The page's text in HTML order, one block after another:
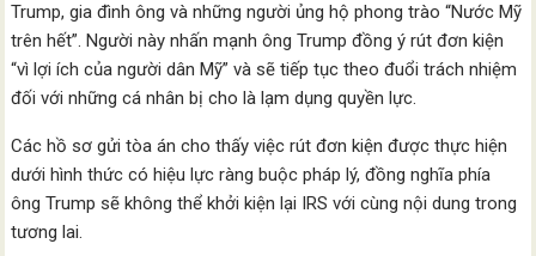
Trump, gia đình ông và những người ủng hộ phong trào “Nước Mỹ
trên hết”. Người này nhấn mạnh ông Trump đồng ý rút đơn kiện
“vì lợi ích của người dân Mỹ” và sẽ tiếp tục theo đuổi trách nhiệm
đối với những cá nhân bị cho là lạm dụng quyền lực.
Các hồ sơ gửi tòa án cho thấy việc rút đơn kiện được thực hiện
dưới hình thức có hiệu lực ràng buộc pháp lý, đồng nghĩa phía
ông Trump sẽ không thể khởi kiện lại IRS với cùng nội dung trong
tương lai.